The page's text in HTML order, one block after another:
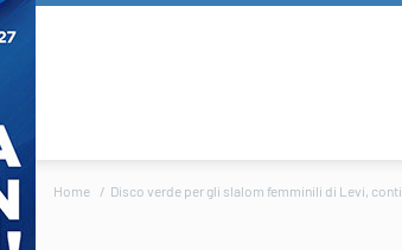
Home Disco verde per gli slalom femminili di Levi,